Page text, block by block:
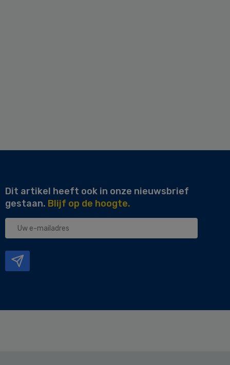
Dit artikel heeft ook in onze nieuwsbrief
gestaan. Blijf op de hoogte.
Uw